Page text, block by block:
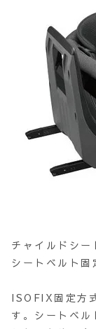
チャイルドシ
シートベルト固
ISOFIX固定方
す。シートベ